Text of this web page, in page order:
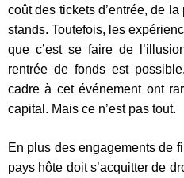
coût des tickets d’entrée, de
stands. Toutefois, les
que c’est se faire de
rentrée de fonds est
cadre à cet événement ont
capital. Mais ce n’est pas tout.
En plus des engagements de
pays hôte doit s’acquitter de